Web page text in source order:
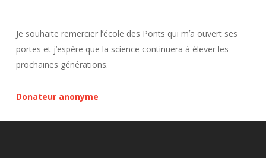
Je souhaite remercier lʼécole des Ponts qui mʼa ouvert ses
portes et jʼespère que la science continuera à élever les
prochaines générations.
Donateur anonyme